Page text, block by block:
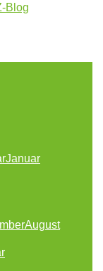
Blog
Januar
August